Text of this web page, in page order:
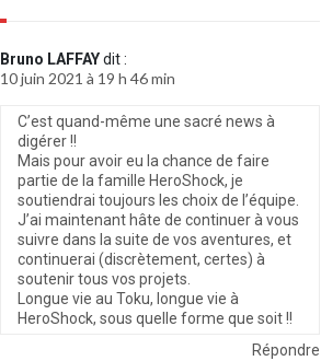
Bruno LAFFAY dit :
10 juin 2021 à 19 h 46 min
C’est quand-même une sacré news à
digérer !!
Mais pour avoir eu la chance de faire
partie de la famille HeroShock, je
soutiendrai toujours les choix de l’équipe.
J’ai maintenant hâte de continuer à vous
suivre dans la suite de vos aventures, et
continuerai (discrètement, certes) à
soutenir tous vos projets.
Longue vie au Toku, longue vie à
HeroShock, sous quelle forme que soit !!
Répondre